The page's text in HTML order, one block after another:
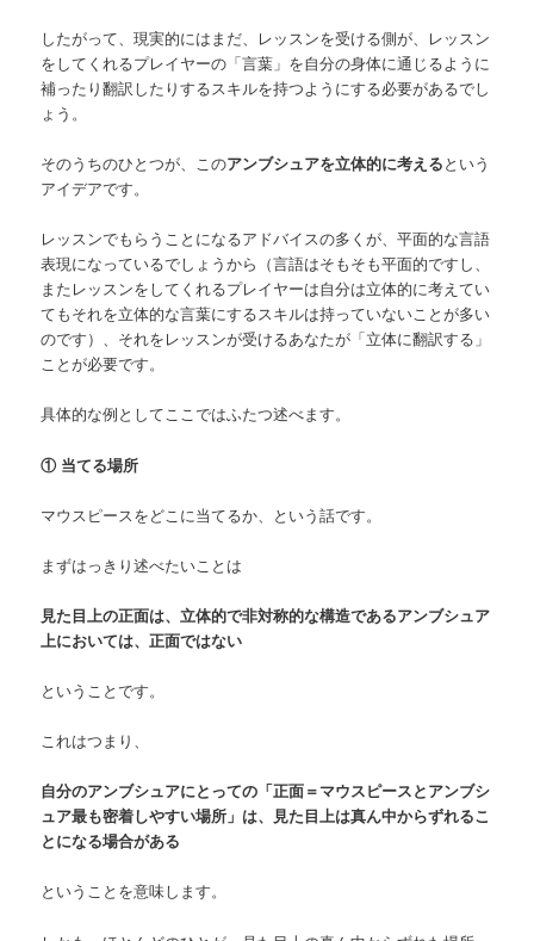
したがって、現実的にはまだ、レッスンを受ける側が、レッスン
をしてくれるプレイヤーの「言葉」を自分の身体に通じるように
補ったり翻訳したりするスキルを持つようにする必要があるでし
ょう。
そのうちのひとつが、このアンブシュアを立体的に考えるという
アイデアです。
レッスンでもらうことになるアドバイスの多くが、平面的な言語
表現になっているでしょうから（言語はそもそも平面的ですし、
またレッスンをしてくれるプレイヤーは自分は立体的に考えてい
てもそれを立体的な言葉にするスキルは持っていないことが多い
のです）、それをレッスンが受けるあなたが「立体に翻訳する」
ことが必要です。
具体的な例としてここではふたつ述べます。
① 当てる場所
マウスピースをどこに当てるか、という話です。
まずはっきり述べたいことは
見た目上の正面は、立体的で非対称的な構造であるアンブシュア
上においては、正面ではない
ということです。
これはつまり、
自分のアンブシュアにとっての「正面＝マウスピースとアンブシ
ュア最も密着しやすい場所」は、見た目上は真ん中からずれるこ
とになる場合がある
ということを意味します。